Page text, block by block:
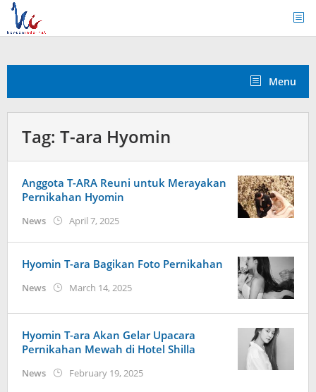
Skip
content
Menu
Tag: T-ara Hyomin
Anggota T-ARA Reuni untuk Merayakan
Pernikahan Hyomin
News April 7, 2025by
Hyomin T-ara Bagikan Foto Pernikahan
News March 14, 2025by
Hyomin T-ara Akan Gelar Upacara
Pernikahan Mewah di Hotel Shilla
News February 19, 2025by